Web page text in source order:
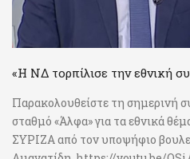
«Η ΝΔ τορπίλισε την εθνική
Παρακολουθείστε τη σημερινή
σταθμό «Άλφα» για τα εθνικά
ΣΥΡΙΖΑ από τον υποψήφιο